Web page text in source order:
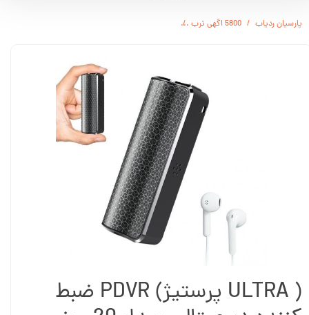
پارسیان ردیاب 5800 اگهی ترب
( ULTRA پرستیژ) PDVR ضبط